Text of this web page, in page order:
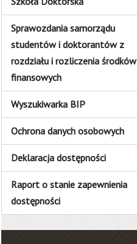
Sprawozdania samorządu
studentów i doktorantów z
rozdziału i rozliczenia środków
finansowych
Wyszukiwarka BIP
Ochrona danych osobowych
Deklaracja dostępności
Raport o stanie zapewnienia
dostępności